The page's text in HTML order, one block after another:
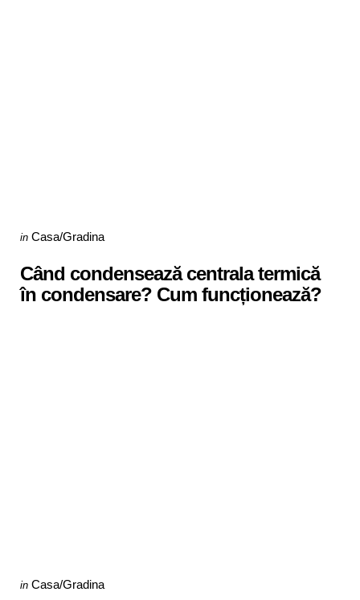
Categories
Posted
in Casa/Gradina
Când condensează centrala termică
în condensare? Cum funcționează?
Categories
Posted
in Casa/Gradina